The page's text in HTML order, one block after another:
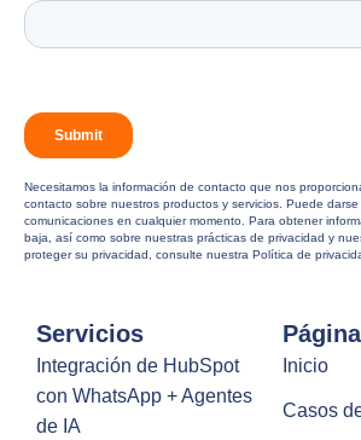
Necesitamos la información de contacto que nos
contacto sobre nuestros productos y servicios. Puede
comunicaciones en cualquier momento. Para obtener
baja, así como sobre nuestras prácticas de privacidad y
proteger su privacidad, consulte nuestra Política de
Servicios
Integración de HubSpot
con WhatsApp + Agentes
de IA
Inicio
Casos